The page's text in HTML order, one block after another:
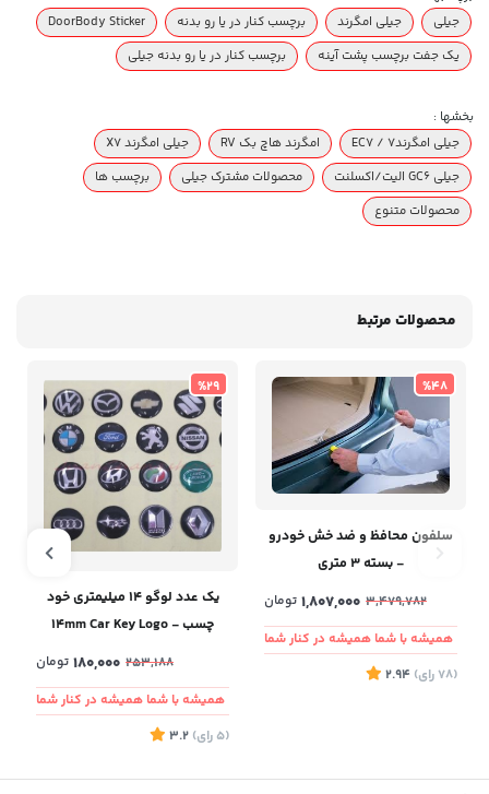
جیلی
جیلی امگرند برچسب کنار در یا رو بدنه
DoorBody Sticker
یک جفت برچسب پشت آینه
برچسب کنار در یا رو بدنه جیلی
بخشها :
جیلی امگرند۷ / EC7
امگرند هاچ بک RV
جیلی امگرند X7
جیلی GC6 الیت/اکسلنت
محصولات مشترک جیلی
برچسب ها
محصولات متنوع
محصولات مرتبط
%48
سلفون محافظ و ضد خش خودرو
- بسته ۳ متری
3,479,782
1,807,000 تومان
همیشه با شما همیشه در کنار شما
(78
رای)
2.94
%29
یک عدد لوگو ۱۴ میلیمتری خود
چسب - 14mm Car Key Logo
253,188
180,000 تومان
همیشه با شما همیشه در کنار شما
(5
رای)
3.2